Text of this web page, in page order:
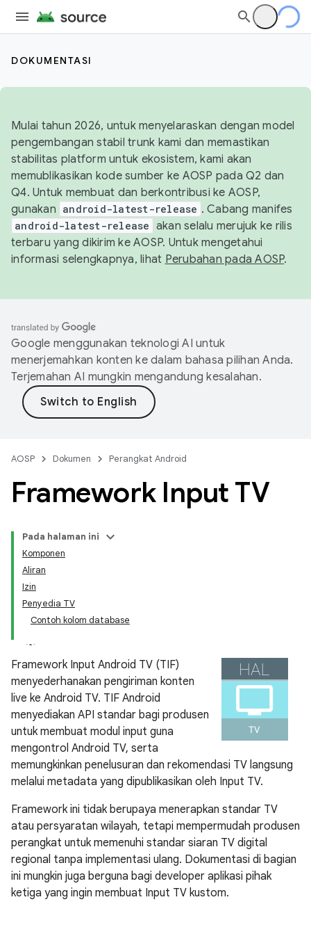
DOKUMENTASI
Mulai tahun 2026, untuk menyelaraskan dengan model
pengembangan stabil trunk kami dan memastikan
stabilitas platform untuk ekosistem, kami akan
memublikasikan kode sumber ke AOSP pada Q2 dan
Q4. Untuk membuat dan berkontribusi ke AOSP,
gunakan android-latest-release . Cabang manifes
android-latest-release akan selalu merujuk ke rilis
terbaru yang dikirim ke AOSP. Untuk mengetahui
informasi selengkapnya, lihat Perubahan pada AOSP.
Google menggunakan teknologi AI untuk
menerjemahkan konten ke dalam bahasa pilihan Anda.
Terjemahan AI mungkin mengandung kesalahan.
AOSP Dokumen Perangkat Android
Framework Input TV
Pada halaman ini
Komponen
Aliran
Izin
Penyedia TV
Contoh kolom database
Framework Input Android TV (TIF)
menyederhanakan pengiriman konten
live ke Android TV. TIF Android
menyediakan API standar bagi produsen
untuk membuat modul input guna
mengontrol Android TV, serta
memungkinkan penelusuran dan rekomendasi TV langsung
melalui metadata yang dipublikasikan oleh Input TV.
Framework ini tidak berupaya menerapkan standar TV
atau persyaratan wilayah, tetapi mempermudah produsen
perangkat untuk memenuhi standar siaran TV digital
regional tanpa implementasi ulang. Dokumentasi di bagian
ini mungkin juga berguna bagi developer aplikasi pihak
ketiga yang ingin membuat Input TV kustom.